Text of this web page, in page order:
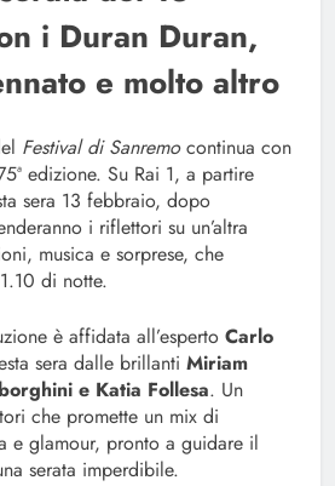
i Duran Duran,
e molto altro
Festival di Sanremocontinua con
edizione. Su Rai 1, a partire
sera 13 febbraio, dopo
i riflettori su un’altra
musica e sorprese, che
di notte.
è affidata all’esperto Carlo
sera dalle brillanti Miriam
e Katia Follesa. Un
che promette un mix di
e glamour, pronto a guidare il
serata imperdibile.